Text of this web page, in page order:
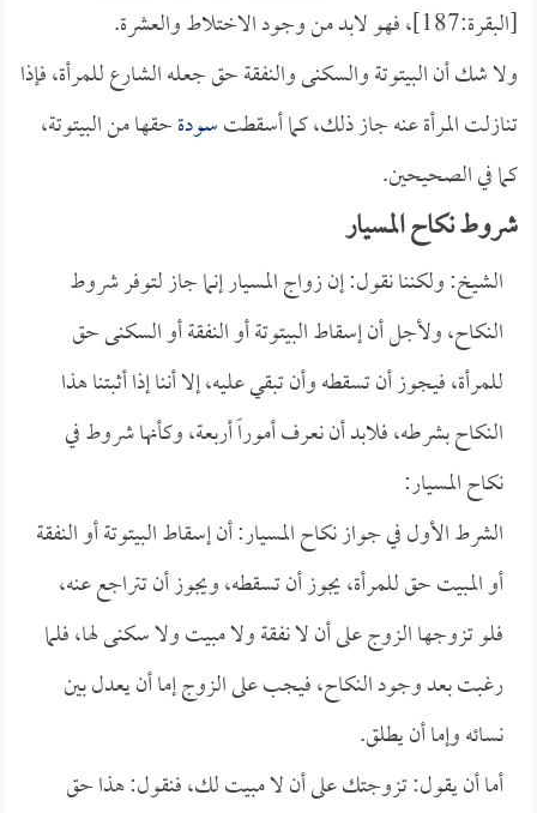
[البقرة:187]، فهو لابد من وجود الاختلاط والعشرة.
ولا شك أن البيتوتة والسكنى والنفقة حق جعله الشارع للمرأة، فإذا
تنازلت المرأة عنه جاز ذلك، كما أسقطتسودةحقها من البيتوتة،
كما في الصحيحين.
شروط نكاح المسيار
الشيخ: ولكننا نقول: إن زواج المسيار إنما جاز لتوفر شروط
النكاح، ولأجل أن إسقاط البيتوتة أو النفقة أو السكنى حق
للمرأة، فيجوز أن تسقطه وأن تبقي عليه، إلا أننا إذا أثبتنا هذا
النكاح بشرطه، فلابد أن نعرف أموراً أربعة، وكأنها شروط في
نكاح المسيار:
الشرط الأول في جواز نكاح المسيار: أن إسقاط البيتوتة أو النفقة
أو المبيت حق للمرأة، يجوز أن تسقطه، ويجوز أن تتراجع عنه،
فلو تزوجها الزوج على أن لا نفقة ولا مبيت ولا سكنى لها، فلما
رغبت بعد وجود النكاح، فيجب على الزوج إما أن يعدل بين
نسائه وإما أن يطلق.
أما أن يقول: تزوجتك على أن لا مبيت لك، فنقول: هذا حق